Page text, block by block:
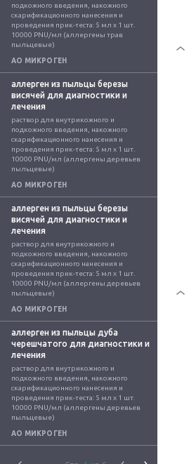
подкожного введения, накожного
скарификационного нанесения и
проведения прик-теста: 5 мл x 1 шт.
10000 PNU/мл (аллергены трав
пыльцевые)
АО МИКРОГЕН
аллерген из пыльцы березы
висячей для диагностики и
лечения
раствор для внутрикожного и
подкожного введения, накожного
скарификационного нанесения и
проведения прик-теста: 5 мл x 1 шт.
10000 PNU/мл (аллергены деревьев
пыльцевые)
АО МИКРОГЕН
аллерген из пыльцы березы
висячей для диагностики и
лечения
раствор для внутрикожного и
подкожного введения, накожного
скарификационного нанесения и
проведения прик-теста: 5 мл x 1 шт.
10000 PNU/мл (аллергены деревьев
пыльцевые)
АО МИКРОГЕН
аллерген из пыльцы дуба
черешчатого для диагностики и
лечения
раствор для внутрикожного и
подкожного введения, накожного
скарификационного нанесения и
проведения прик-теста: 5 мл x 1 шт.
10000 PNU/мл (аллергены деревьев
пыльцевые)
АО МИКРОГЕН